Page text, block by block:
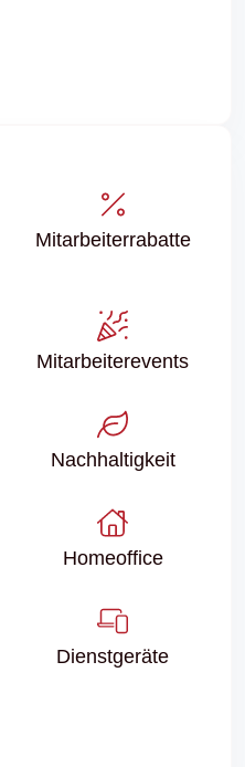
Mitarbeiter­rabatte
Mitarbeiter­events
Nachhaltigkeit
Homeoffice
Dienstgeräte